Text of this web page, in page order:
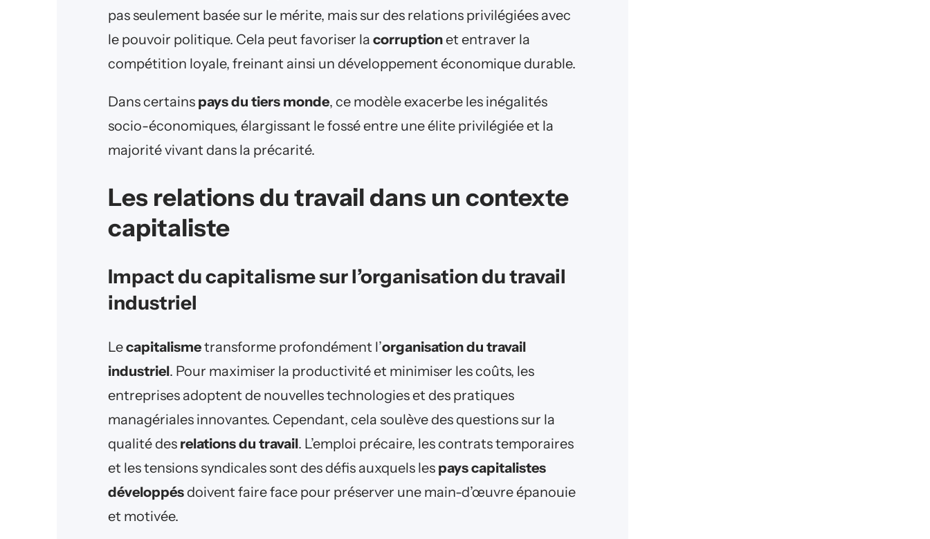
pas seulement basée sur le mérite, mais sur des relations privilégiées avec
le pouvoir politique. Cela peut favoriser la corruptionet entraver la
compétition loyale, freinant ainsi un développement économique durable.
Dans certains pays du tiers monde, ce modèle exacerbe les inégalités
socio-économiques, élargissant le fossé entre une élite privilégiée et la
majorité vivant dans la précarité.
Les relations du travail dans un contexte
capitaliste
Impact du capitalisme sur l’organisation du travail
industriel
Lecapitalismetransforme profondément l’organisation du travail
industriel. Pour maximiser la productivité et minimiser les coûts, les
entreprises adoptent de nouvelles technologies et des pratiques
managériales innovantes. Cependant, cela soulève des questions sur la
qualité des relations du travail. L’emploi précaire, les contrats temporaires
et les tensions syndicales sont des défis auxquels les pays capitalistes
développésdoivent faire face pour préserver une main-d’œuvre épanouie
et motivée.